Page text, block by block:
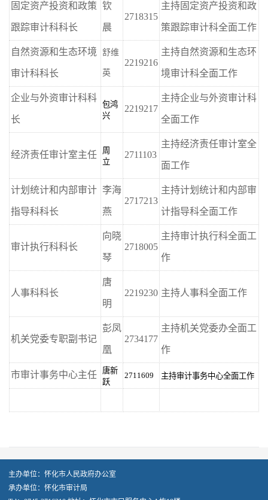
固定资产投资和政策
跟踪审计科科长
钦
晨
2718315
主持固定资产投资和政
策跟踪审计科全面工作
自然资源和生态环境
审计科科长
舒维
英
2219216
主持自然资源和生态环
境审计科全面工作
企业与外资审计科科
长
包鸿
兴
2219217
主持企业与外资审计科
全面工作
经济责任审计室主任
周
立
2711103
主持经济责任审计室全
面工作
计划统计和内部审计
指导科科长
李海
燕
2717213
主持计划统计和内部审
计指导科全面工作
审计执行科科长
向晓
琴
2718005
主持审计执行科全面工
作
人事科科长
唐
明
2219230 主持人事科全面工作
机关党委专职副书记
彭凤
凰
2734177
主持机关党委办全面工
作
市审计事务中心主任
唐新
跃
2711609 主持审计事务中心全面工作
主办单位：怀化市人民政府办公室
承办单位：怀化市审计局